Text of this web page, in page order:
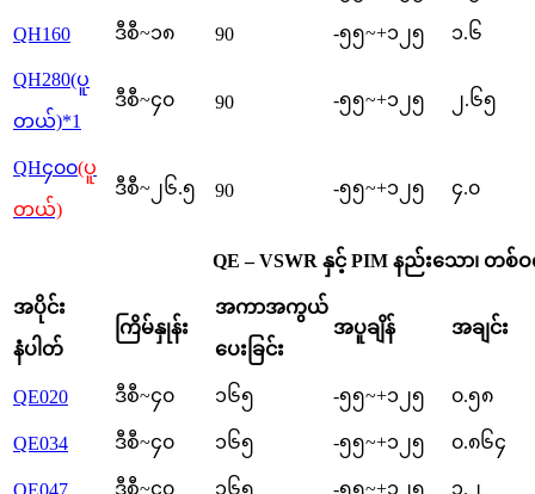
QH160 ဒီစီ~၁၈ 90 -၅၅~+၁၂၅ ၁.၆
QH280(ပူ
တယ်)*1
ဒီစီ~၄၀ 90 -၅၅~+၁၂၅ ၂.၆၅
QH၄၀၀(ပူ
တယ်)
ဒီစီ~၂၆.၅ 90 -၅၅~+၁၂၅ ၄.၀
QE – VSWR နှင့် PIM နည်းသော၊ တစ်
အပိုင်း
နံပါတ်
ကြိမ်နှုန်း
အကာအကွယ်
ပေးခြင်း
အပူချိန် အချင်း
QE020 ဒီစီ~၄၀ ၁၆၅ -၅၅~+၁၂၅ ၀.၅၈
QE034 ဒီစီ~၄၀ ၁၆၅ -၅၅~+၁၂၅ ၀.၈၆၄
ဒီစီ~၄၀ ၁၆၅ -၅၅~+၁၂၅ ၁.၂